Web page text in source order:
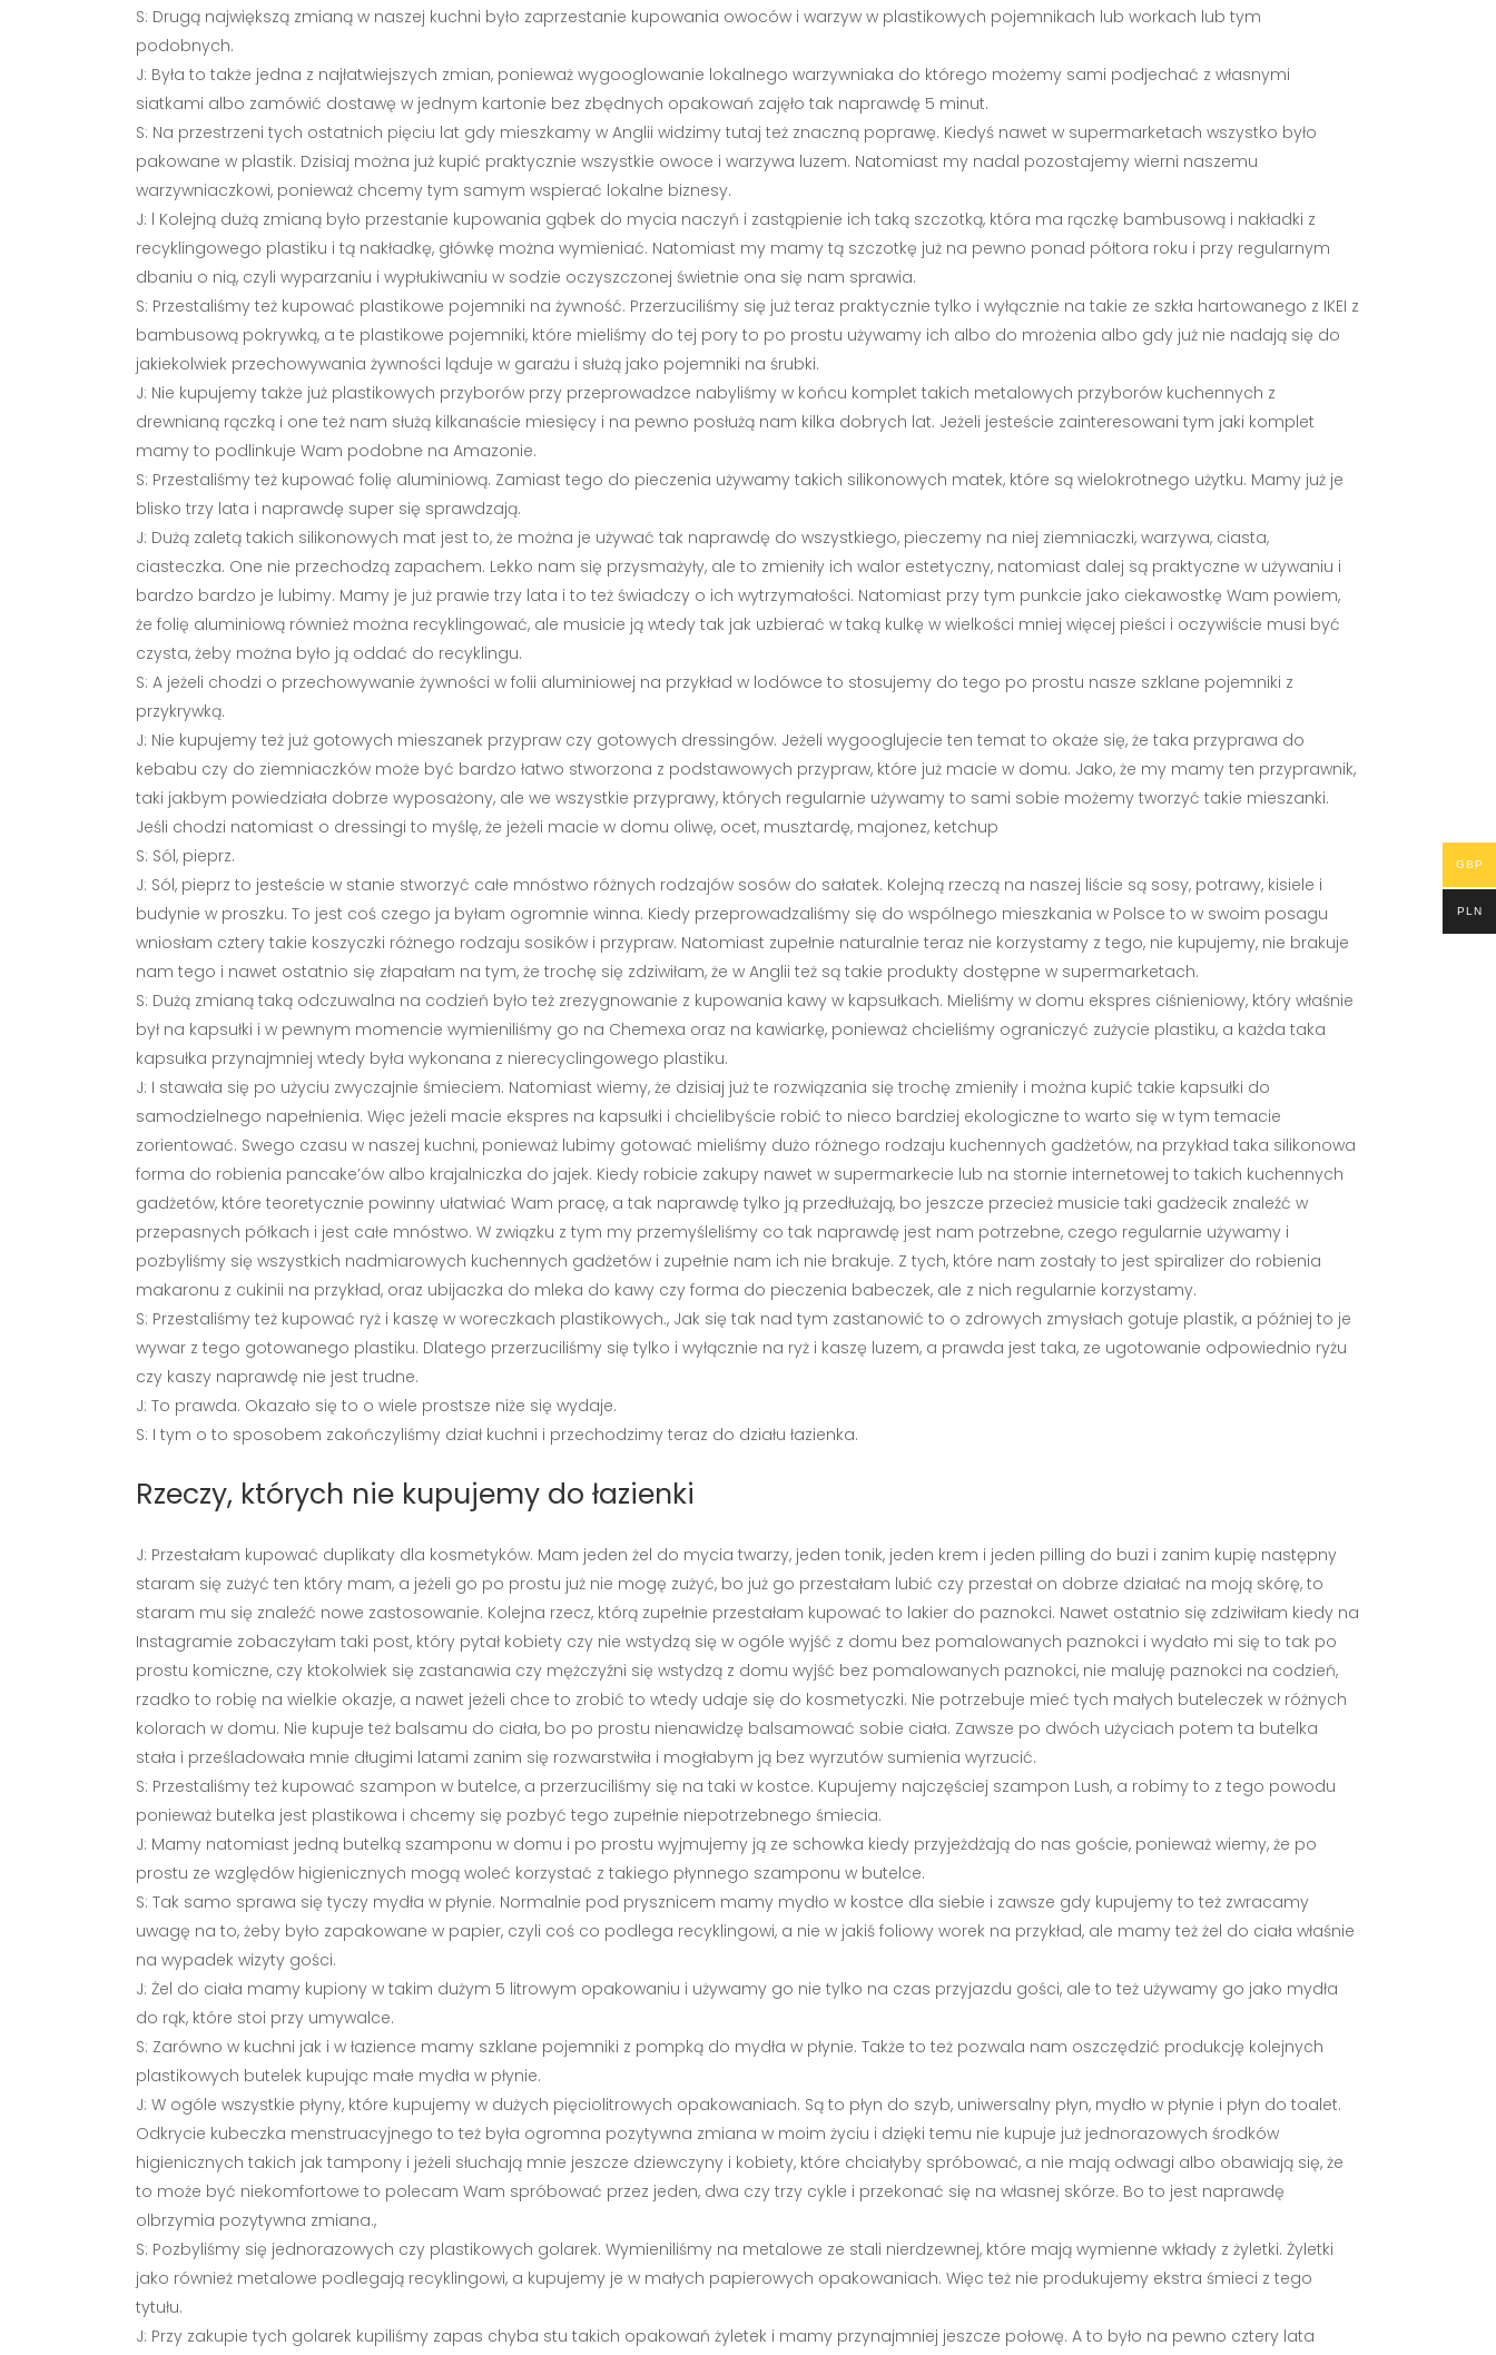
S: Drugą największą zmianą w naszej kuchni było zaprzestanie kupowania owoców i warzyw w plastikowych pojemnikach lub workach lub tym
podobnych.
J: Była to także jedna z najłatwiejszych zmian, ponieważ wygooglowanie lokalnego warzywniaka do którego możemy sami podjechać z własnymi
siatkami albo zamówić dostawę w jednym kartonie bez zbędnych opakowań zajęło tak naprawdę 5 minut.
S: Na przestrzeni tych ostatnich pięciu lat gdy mieszkamy w Anglii widzimy tutaj też znaczną poprawę. Kiedyś nawet w supermarketach wszystko było
pakowane w plastik. Dzisiaj można już kupić praktycznie wszystkie owoce i warzywa luzem. Natomiast my nadal pozostajemy wierni naszemu
warzywniaczkowi, ponieważ chcemy tym samym wspierać lokalne biznesy.
J: l Kolejną dużą zmianą było przestanie kupowania gąbek do mycia naczyń i zastąpienie ich taką szczotką, która ma rączkę bambusową i nakładki z
recyklingowego plastiku i tą nakładkę, główkę można wymieniać. Natomiast my mamy tą szczotkę już na pewno ponad półtora roku i przy regularnym
dbaniu o nią, czyli wyparzaniu i wypłukiwaniu w sodzie oczyszczonej świetnie ona się nam sprawia.
S: Przestaliśmy też kupować plastikowe pojemniki na żywność. Przerzuciliśmy się już teraz praktycznie tylko i wyłącznie na takie ze szkła hartowanego z IKEI z
bambusową pokrywką, a te plastikowe pojemniki, które mieliśmy do tej pory to po prostu używamy ich albo do mrożenia albo gdy już nie nadają się do
jakiekolwiek przechowywania żywności ląduje w garażu i służą jako pojemniki na śrubki.
J: Nie kupujemy także już plastikowych przyborów przy przeprowadzce nabyliśmy w końcu komplet takich metalowych przyborów kuchennych z
drewnianą rączką i one też nam służą kilkanaście miesięcy i na pewno posłużą nam kilka dobrych lat. Jeżeli jesteście zainteresowani tym jaki komplet
mamy to podlinkuje Wam podobne na Amazonie.
S: Przestaliśmy też kupować folię aluminiową. Zamiast tego do pieczenia używamy takich silikonowych matek, które są wielokrotnego użytku. Mamy już je
blisko trzy lata i naprawdę super się sprawdzają.
J: Dużą zaletą takich silikonowych mat jest to, że można je używać tak naprawdę do wszystkiego, pieczemy na niej ziemniaczki, warzywa, ciasta,
ciasteczka. One nie przechodzą zapachem. Lekko nam się przysmażyły, ale to zmieniły ich walor estetyczny, natomiast dalej są praktyczne w używaniu i
bardzo bardzo je lubimy. Mamy je już prawie trzy lata i to też świadczy o ich wytrzymałości. Natomiast przy tym punkcie jako ciekawostkę Wam powiem,
że folię aluminiową również można recyklingować, ale musicie ją wtedy tak jak uzbierać w taką kulkę w wielkości mniej więcej pieści i oczywiście musi być
czysta, żeby można było ją oddać do recyklingu.
S: A jeżeli chodzi o przechowywanie żywności w folii aluminiowej na przykład w lodówce to stosujemy do tego po prostu nasze szklane pojemniki z
przykrywką.
J: Nie kupujemy też już gotowych mieszanek przypraw czy gotowych dressingów. Jeżeli wygooglujecie ten temat to okaże się, że taka przyprawa do
kebabu czy do ziemniaczków może być bardzo łatwo stworzona z podstawowych przypraw, które już macie w domu. Jako, że my mamy ten przyprawnik,
taki jakbym powiedziała dobrze wyposażony, ale we wszystkie przyprawy, których regularnie używamy to sami sobie możemy tworzyć takie mieszanki.
Jeśli chodzi natomiast o dressingi to myślę, że jeżeli macie w domu oliwę, ocet, musztardę, majonez, ketchup
S: Sól, pieprz.
J: Sól, pieprz to jesteście w stanie stworzyć całe mnóstwo różnych rodzajów sosów do sałatek. Kolejną rzeczą na naszej liście są sosy, potrawy, kisiele i
budynie w proszku. To jest coś czego ja byłam ogromnie winna. Kiedy przeprowadzaliśmy się do wspólnego mieszkania w Polsce to w swoim posagu
wniosłam cztery takie koszyczki różnego rodzaju sosików i przypraw. Natomiast zupełnie naturalnie teraz nie korzystamy z tego, nie kupujemy, nie brakuje
nam tego i nawet ostatnio się złapałam na tym, że trochę się zdziwiłam, że w Anglii też są takie produkty dostępne w supermarketach.
S: Dużą zmianą taką odczuwalna na codzień było też zrezygnowanie z kupowania kawy w kapsułkach. Mieliśmy w domu ekspres ciśnieniowy, który właśnie
był na kapsułki i w pewnym momencie wymieniliśmy go na Chemexa oraz na kawiarkę, ponieważ chcieliśmy ograniczyć zużycie plastiku, a każda taka
kapsułka przynajmniej wtedy była wykonana z nierecyclingowego plastiku.
J: I stawała się po użyciu zwyczajnie śmieciem. Natomiast wiemy, że dzisiaj już te rozwiązania się trochę zmieniły i można kupić takie kapsułki do
samodzielnego napełnienia. Więc jeżeli macie ekspres na kapsułki i chcielibyście robić to nieco bardziej ekologiczne to warto się w tym temacie
zorientować. Swego czasu w naszej kuchni, ponieważ lubimy gotować mieliśmy dużo różnego rodzaju kuchennych gadżetów, na przykład taka silikonowa
forma do robienia pancake’ów albo krajalniczka do jajek. Kiedy robicie zakupy nawet w supermarkecie lub na stornie internetowej to takich kuchennych
gadżetów, które teoretycznie powinny ułatwiać Wam pracę, a tak naprawdę tylko ją przedłużają, bo jeszcze przecież musicie taki gadżecik znaleźć w
przepasnych półkach i jest całe mnóstwo. W związku z tym my przemyśleliśmy co tak naprawdę jest nam potrzebne, czego regularnie używamy i
pozbyliśmy się wszystkich nadmiarowych kuchennych gadżetów i zupełnie nam ich nie brakuje. Z tych, które nam zostały to jest spiralizer do robienia
makaronu z cukinii na przykład, oraz ubijaczka do mleka do kawy czy forma do pieczenia babeczek, ale z nich regularnie korzystamy.
S: Przestaliśmy też kupować ryż i kaszę w woreczkach plastikowych., Jak się tak nad tym zastanowić to o zdrowych zmysłach gotuje plastik, a później to je
wywar z tego gotowanego plastiku. Dlatego przerzuciliśmy się tylko i wyłącznie na ryż i kaszę luzem, a prawda jest taka, ze ugotowanie odpowiednio ryżu
czy kaszy naprawdę nie jest trudne.
J: To prawda. Okazało się to o wiele prostsze niże się wydaje.
S: I tym o to sposobem zakończyliśmy dział kuchni i przechodzimy teraz do działu łazienka.
Rzeczy, których nie kupujemy do łazienki
J: Przestałam kupować duplikaty dla kosmetyków. Mam jeden żel do mycia twarzy, jeden tonik, jeden krem i jeden pilling do buzi i zanim kupię następny
staram się zużyć ten który mam, a jeżeli go po prostu już nie mogę zużyć, bo już go przestałam lubić czy przestał on dobrze działać na moją skórę, to
staram mu się znaleźć nowe zastosowanie. Kolejna rzecz, którą zupełnie przestałam kupować to lakier do paznokci. Nawet ostatnio się zdziwiłam kiedy na
Instagramie zobaczyłam taki post, który pytał kobiety czy nie wstydzą się w ogóle wyjść z domu bez pomalowanych paznokci i wydało mi się to tak po
prostu komiczne, czy ktokolwiek się zastanawia czy mężczyźni się wstydzą z domu wyjść bez pomalowanych paznokci, nie maluję paznokci na codzień,
rzadko to robię na wielkie okazje, a nawet jeżeli chce to zrobić to wtedy udaje się do kosmetyczki. Nie potrzebuje mieć tych małych buteleczek w różnych
kolorach w domu. Nie kupuje też balsamu do ciała, bo po prostu nienawidzę balsamować sobie ciała. Zawsze po dwóch użyciach potem ta butelka
stała i prześladowała mnie długimi latami zanim się rozwarstwiła i mogłabym ją bez wyrzutów sumienia wyrzucić.
S: Przestaliśmy też kupować szampon w butelce, a przerzuciliśmy się na taki w kostce. Kupujemy najczęściej szampon Lush, a robimy to z tego powodu
ponieważ butelka jest plastikowa i chcemy się pozbyć tego zupełnie niepotrzebnego śmiecia.
J: Mamy natomiast jedną butelką szamponu w domu i po prostu wyjmujemy ją ze schowka kiedy przyjeżdżają do nas goście, ponieważ wiemy, że po
prostu ze względów higienicznych mogą woleć korzystać z takiego płynnego szamponu w butelce.
S: Tak samo sprawa się tyczy mydła w płynie. Normalnie pod prysznicem mamy mydło w kostce dla siebie i zawsze gdy kupujemy to też zwracamy
uwagę na to, żeby było zapakowane w papier, czyli coś co podlega recyklingowi, a nie w jakiś foliowy worek na przykład, ale mamy też żel do ciała właśnie
na wypadek wizyty gości.
J: Żel do ciała mamy kupiony w takim dużym 5 litrowym opakowaniu i używamy go nie tylko na czas przyjazdu gości, ale to też używamy go jako mydła
do rąk, które stoi przy umywalce.
S: Zarówno w kuchni jak i w łazience mamy szklane pojemniki z pompką do mydła w płynie. Także to też pozwala nam oszczędzić produkcję kolejnych
plastikowych butelek kupując małe mydła w płynie.
J: W ogóle wszystkie płyny, które kupujemy w dużych pięciolitrowych opakowaniach. Są to płyn do szyb, uniwersalny płyn, mydło w płynie i płyn do toalet.
Odkrycie kubeczka menstruacyjnego to też była ogromna pozytywna zmiana w moim życiu i dzięki temu nie kupuje już jednorazowych środków
higienicznych takich jak tampony i jeżeli słuchają mnie jeszcze dziewczyny i kobiety, które chciałyby spróbować, a nie mają odwagi albo obawiają się, że
to może być niekomfortowe to polecam Wam spróbować przez jeden, dwa czy trzy cykle i przekonać się na własnej skórze. Bo to jest naprawdę
olbrzymia pozytywna zmiana.,
S: Pozbyliśmy się jednorazowych czy plastikowych golarek. Wymieniliśmy na metalowe ze stali nierdzewnej, które mają wymienne wkłady z żyletki. Żyletki
jako również metalowe podlegają recyklingowi, a kupujemy je w małych papierowych opakowaniach. Więc też nie produkujemy ekstra śmieci z tego
tytułu.
J: Przy zakupie tych golarek kupiliśmy zapas chyba stu takich opakowań żyletek i mamy przynajmniej jeszcze połowę. A to było na pewno cztery lata
GBP
PLN